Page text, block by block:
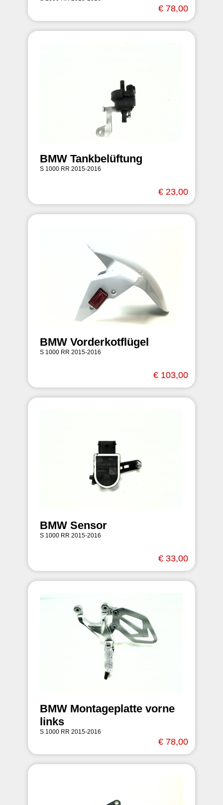
€ 78,00
BMW Tankbelüftung
S 1000 RR 2015-2016
€ 23,00
BMW Vorderkotflügel
S 1000 RR 2015-2016
€ 103,00
BMW Sensor
S 1000 RR 2015-2016
€ 33,00
BMW Montageplatte vorne
links
S 1000 RR 2015-2016
€ 78,00